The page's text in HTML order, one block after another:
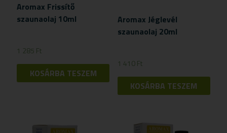
Aromax Frissítő
szaunaolaj 10ml
1 285 Ft
KOSÁRBA TESZEM
Aromax Jéglevél
szaunaolaj 20ml
1 410Ft
KOSÁRBA TESZEM